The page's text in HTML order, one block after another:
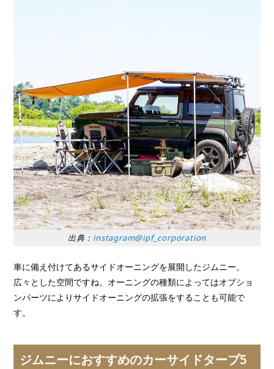
出典： instagram@ipf_corporation
車に備え付けてあるサイドオーニングを展開したジムニー。
広々とした空間ですね。オーニングの種類によってはオプショ
ンパーツによりサイドオーニングの拡張をすることも可能で
す。
ジムニーにおすすめのカーサイドタープ5